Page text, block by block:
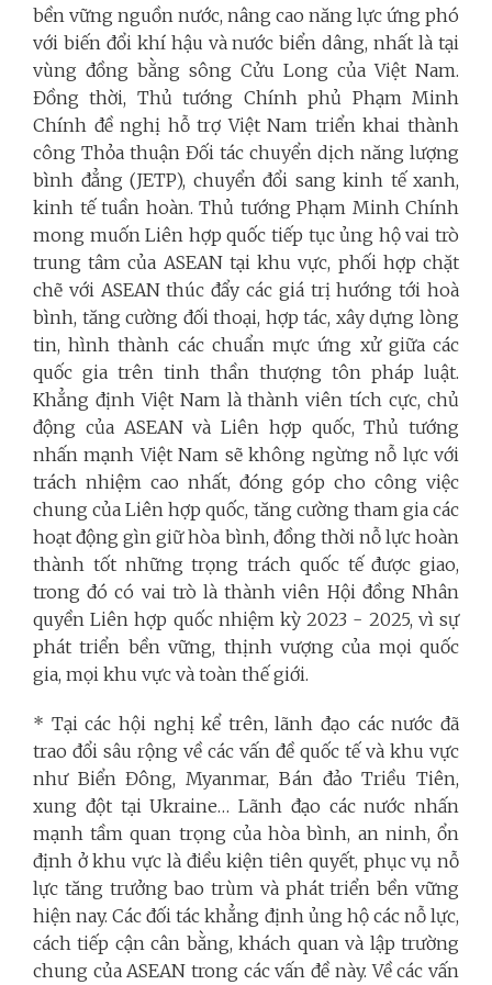
bền vững nguồn nước, nâng cao năng lực ứng phó
với biến đổi khí hậu và nước biển dâng, nhất là tại
vùng đồng bằng sông Cửu Long của Việt Nam.
Đồng thời, Thủ tướng Chính phủ Phạm Minh
Chính đề nghị hỗ trợ Việt Nam triển khai thành
công Thỏa thuận Đối tác chuyển dịch năng lượng
bình đẳng (JETP), chuyển đổi sang kinh tế xanh,
kinh tế tuần hoàn. Thủ tướng Phạm Minh Chính
mong muốn Liên hợp quốc tiếp tục ủng hộ vai trò
trung tâm của ASEAN tại khu vực, phối hợp chặt
chẽ với ASEAN thúc đẩy các giá trị hướng tới hoà
bình, tăng cường đối thoại, hợp tác, xây dựng lòng
tin, hình thành các chuẩn mực ứng xử giữa các
quốc gia trên tinh thần thượng tôn pháp luật.
Khẳng định Việt Nam là thành viên tích cực, chủ
động của ASEAN và Liên hợp quốc, Thủ tướng
nhấn mạnh Việt Nam sẽ không ngừng nỗ lực với
trách nhiệm cao nhất, đóng góp cho công việc
chung của Liên hợp quốc, tăng cường tham gia các
hoạt động gìn giữ hòa bình, đồng thời nỗ lực hoàn
thành tốt những trọng trách quốc tế được giao,
trong đó có vai trò là thành viên Hội đồng Nhân
quyền Liên hợp quốc nhiệm kỳ 2023 - 2025, vì sự
phát triển bền vững, thịnh vượng của mọi quốc
gia, mọi khu vực và toàn thế giới.
* Tại các hội nghị kể trên, lãnh đạo các nước đã
trao đổi sâu rộng về các vấn đề quốc tế và khu vực
như Biển Đông, Myanmar, Bán đảo Triều Tiên,
xung đột tại Ukraine… Lãnh đạo các nước nhấn
mạnh tầm quan trọng của hòa bình, an ninh, ổn
định ở khu vực là điều kiện tiên quyết, phục vụ nỗ
lực tăng trưởng bao trùm và phát triển bền vững
hiện nay. Các đối tác khẳng định ủng hộ các nỗ lực,
cách tiếp cận cân bằng, khách quan và lập trường
chung của ASEAN trong các vấn đề này. Về các vấn